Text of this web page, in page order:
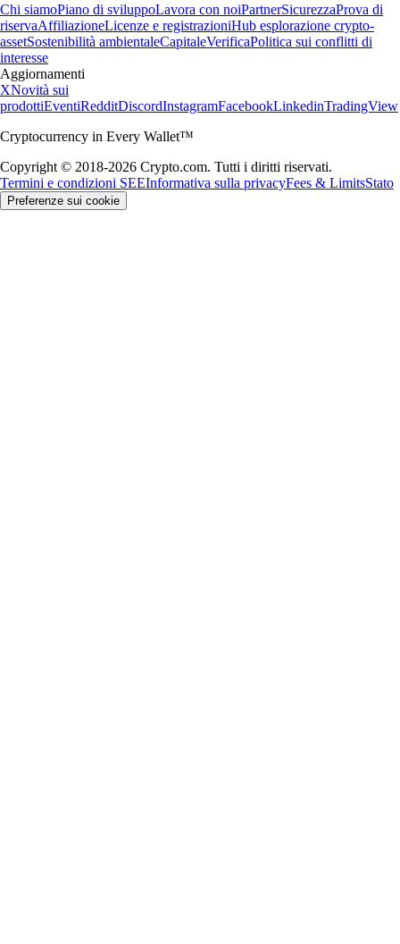
Chi siamoPiano di sviluppoLavora con noiPartnerSicurezzaProva di
riservaAffiliazioneLicenze e registrazioniHub esplorazione crypto-
assetSostenibilità ambientaleCapitaleVerificaPolitica sui conflitti di
interesse
Aggiornamenti
XNovità sui
prodottiEventiRedditDiscordInstagramFacebookLinkedinTradingView
Cryptocurrency in Every Wallet™
Copyright © 2018-2026 Crypto.com. Tutti i diritti riservati.
Termini e condizioni SEEInformativa sulla privacyFees & LimitsStato
Preferenze sui cookie